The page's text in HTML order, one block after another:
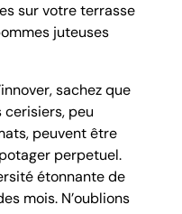
sur votre terrasse
juteuses
sachez que
peu
peuvent être
perpetuel.
étonnante de
mois. N’oublions